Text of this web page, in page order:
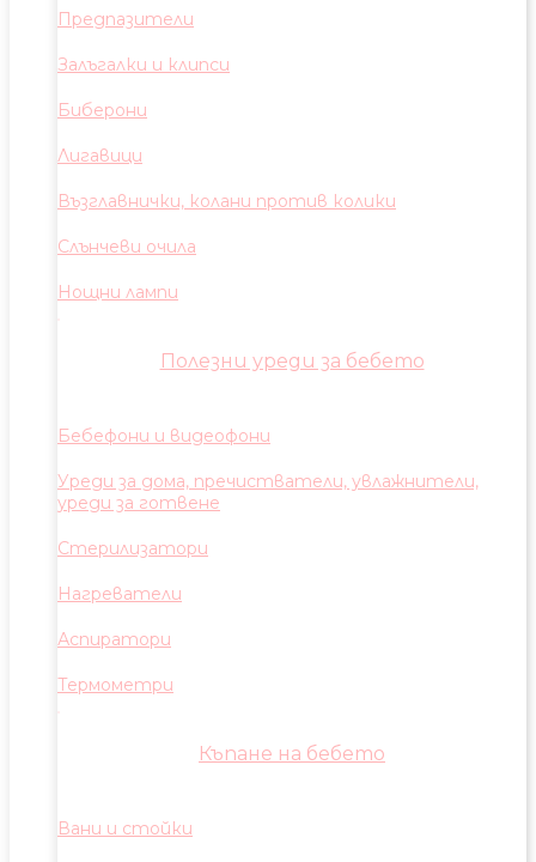
Предпазители
Залъгалки и клипси
Биберони
Лигавици
Възглавнички, колани против колики
Слънчеви очила
Нощни лампи
Полезни уреди за бебето
Бебефони и видеофони
Уреди за дома, пречистватели, увлажнители,
уреди за готвене
Стерилизатори
Нагреватели
Аспиратори
Термометри
Къпане на бебето
Вани и стойки